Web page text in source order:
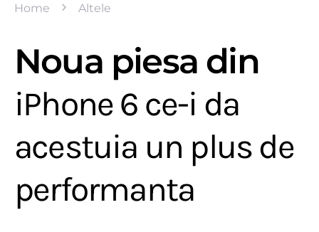
Home Altele
Noua piesa din
iPhone 6 ce-i da
acestuia un plus de
performanta